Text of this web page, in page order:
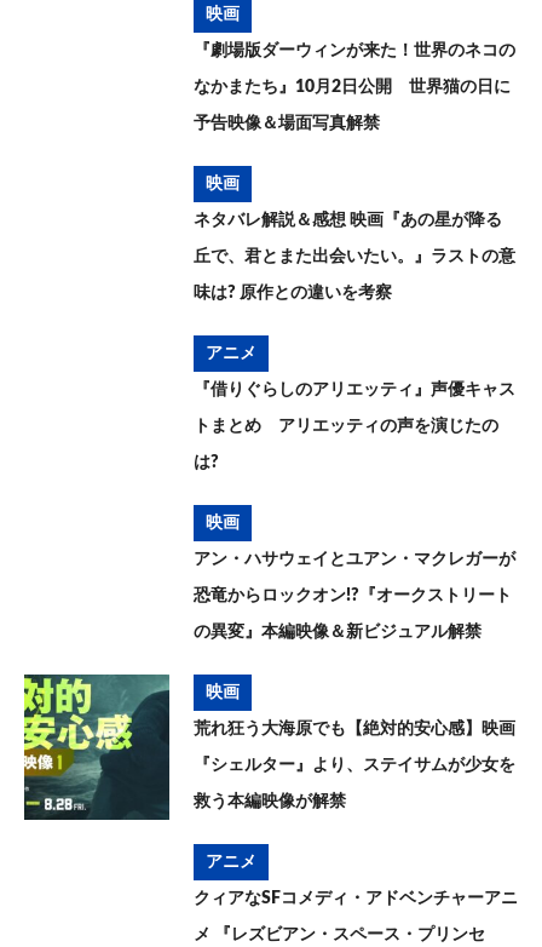
映画
『劇場版ダーウィンが来た！世界のネコの
なかまたち』10月2日公開 世界猫の日に
予告映像＆場面写真解禁
映画
ネタバレ解説＆感想 映画『あの星が降る
丘で、君とまた出会いたい。』ラストの意
味は? 原作との違いを考察
アニメ
『借りぐらしのアリエッティ』声優キャス
トまとめ アリエッティの声を演じたの
は?
映画
アン・ハサウェイとユアン・マクレガーが
恐竜からロックオン!?『オークストリート
の異変』本編映像＆新ビジュアル解禁
映画
荒れ狂う大海原でも【絶対的安心感】映画
『シェルター』より、ステイサムが少女を
救う本編映像が解禁
アニメ
クィアなSFコメディ・アドベンチャーアニ
メ 『レズビアン・スペース・プリンセ